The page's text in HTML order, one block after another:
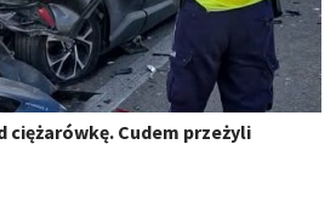
ciężarówkę. Cudem przeżyli